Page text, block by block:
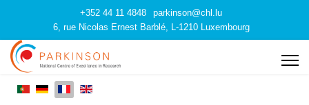
+352 44 11 4848
parkinson@chl.lu
6, rue Nicolas Ernest Barblé, L-1210 Luxembourg